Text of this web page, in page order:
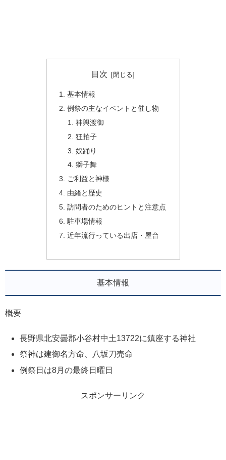
目次
基本情報
例祭の主なイベントと催し物
神輿渡御
狂拍子
奴踊り
獅子舞
ご利益と神様
由緒と歴史
訪問者のためのヒントと注意点
駐車場情報
近年流行っている出店・屋台
基本情報
概要
長野県北安曇郡小谷村中土13722に鎮座する神社
祭神は建御名方命、八坂刀売命
例祭日は8月の最終日曜日
スポンサーリンク